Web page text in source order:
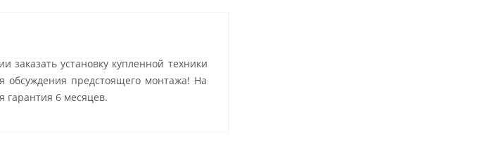
установку купленной техники
обсуждения предстоящего монтажа! На
гарантия 6 месяцев.